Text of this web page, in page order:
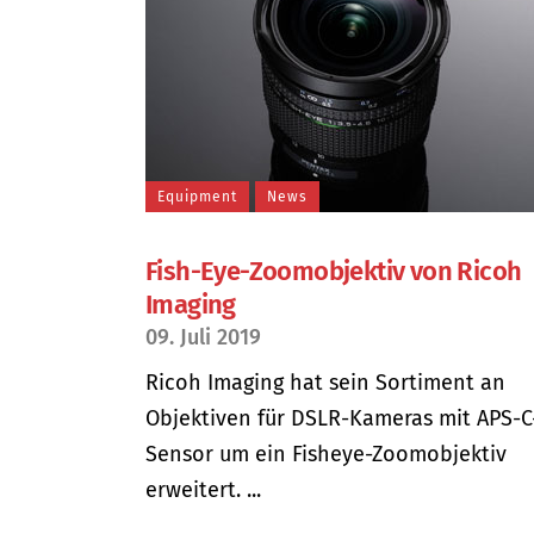
Equipment News
Fish-Eye-Zoomobjektiv von Ricoh
Imaging
09. Juli 2019
Ricoh Imaging hat sein Sortiment an
Objektiven für DSLR-Kameras mit APS-
Sensor um ein Fisheye-Zoomobjektiv
erweitert. ...